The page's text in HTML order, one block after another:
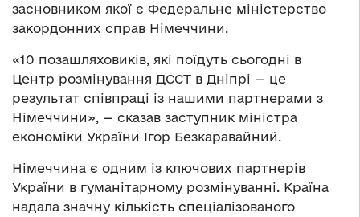
засновником якої є Федеральне міністерство
закордонних справ Німеччини.
«10 позашляховиків, які поїдуть сьогодні в
Центр розмінування ДССТ в Дніпрі — це
результат співпраці із нашими партнерами з
Німеччини», — сказав заступник міністра
економіки України Ігор Безкаравайний.
Німеччина є одним із ключових партнерів
України в гуманітарному розмінуванні. Країна
надала значну кількість спеціалізованого